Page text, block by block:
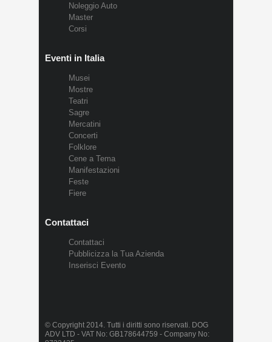
Noleggio Auto
Master
Corsi
Eventi in Italia
Musei
Mostre
Teatri
Sagre
Mercatini
Concerti
Folklore
Cene a Tema
Manifestazioni
Feste
Fiere
Contattaci
Contattaci
Pubblicizza la Tua Azienda
Inserisci Evento
© Copyright 2014. Tutti i diritti sono riservati. DOG
ADV LTD - VAT No: GB178644759 - Company No: